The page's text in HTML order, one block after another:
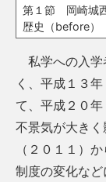
第１節 岡崎城
歴史（before）
私学への入
く、平成１３
て、平成２０
不景気が大き
（２０１１）
制度の変化な